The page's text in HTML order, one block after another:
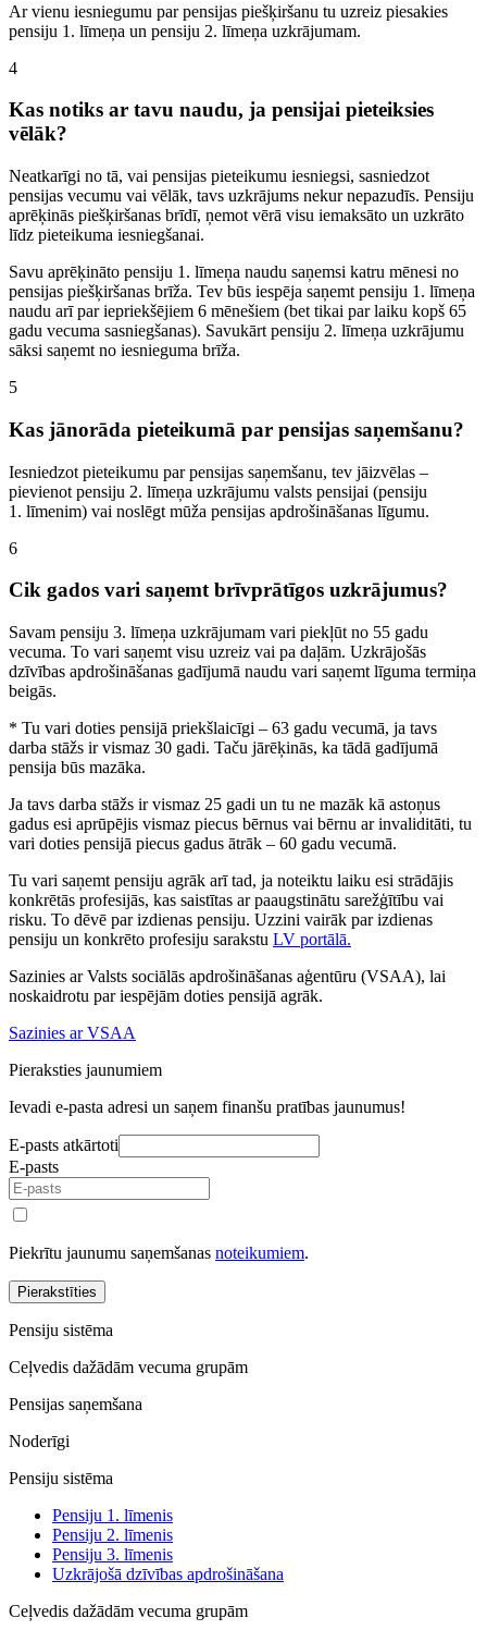
Ar vienu iesniegumu par pensijas piešķiršanu tu uzreiz piesakies
pensiju 1. līmeņa un pensiju 2. līmeņa uzkrājumam.
4
Kas notiks ar tavu naudu, ja pensijai pieteiksies
vēlāk?
Neatkarīgi no tā, vai pensijas pieteikumu iesniegsi, sasniedzot
pensijas vecumu vai vēlāk, tavs uzkrājums nekur nepazudīs. Pensiju
aprēķinās piešķiršanas brīdī, ņemot vērā visu iemaksāto un uzkrāto
līdz pieteikuma iesniegšanai.
Savu aprēķināto pensiju 1. līmeņa naudu saņemsi katru mēnesi no
pensijas piešķiršanas brīža. Tev būs iespēja saņemt pensiju 1. līmeņa
naudu arī par iepriekšējiem 6 mēnešiem (bet tikai par laiku kopš 65
gadu vecuma sasniegšanas). Savukārt pensiju 2. līmeņa uzkrājumu
sāksi saņemt no iesnieguma brīža.
5
Kas jānorāda pieteikumā par pensijas saņemšanu?
Iesniedzot pieteikumu par pensijas saņemšanu, tev jāizvēlas –
pievienot pensiju 2. līmeņa uzkrājumu valsts pensijai (pensiju
1. līmenim) vai noslēgt mūža pensijas apdrošināšanas līgumu.
6
Cik gados vari saņemt brīvprātīgos uzkrājumus?
Savam pensiju 3. līmeņa uzkrājumam vari piekļūt no 55 gadu
vecuma. To vari saņemt visu uzreiz vai pa daļām. Uzkrājošās
dzīvības apdrošināšanas gadījumā naudu vari saņemt līguma termiņa
beigās.
* Tu vari doties pensijā priekšlaicīgi – 63 gadu vecumā, ja tavs
darba stāžs ir vismaz 30 gadi. Taču jārēķinās, ka tādā gadījumā
pensija būs mazāka.
Ja tavs darba stāžs ir vismaz 25 gadi un tu ne mazāk kā astoņus
gadus esi aprūpējis vismaz piecus bērnus vai bērnu ar invaliditāti, tu
vari doties pensijā piecus gadus ātrāk – 60 gadu vecumā.
Tu vari saņemt pensiju agrāk arī tad, ja noteiktu laiku esi strādājis
konkrētās profesijās, kas saistītas ar paaugstinātu sarežģītību vai
risku. To dēvē par izdienas pensiju. Uzzini vairāk par izdienas
pensiju un konkrēto profesiju sarakstu LV portālā.
Sazinies ar Valsts sociālās apdrošināšanas aģentūru (VSAA), lai
noskaidrotu par iespējām doties pensijā agrāk.
Sazinies ar VSAA
Pieraksties jaunumiem
Ievadi e-pasta adresi un saņem finanšu pratības jaunumus!
E-pasts atkārtoti
E-pasts
Piekrītu jaunumu saņemšanas noteikumiem.
Pierakstīties
Pensiju sistēma
Ceļvedis dažādām vecuma grupām
Pensijas saņemšana
Noderīgi
Pensiju sistēma
Pensiju 1. līmenis
Pensiju 2. līmenis
Pensiju 3. līmenis
Uzkrājošā dzīvības apdrošināšana
Ceļvedis dažādām vecuma grupām